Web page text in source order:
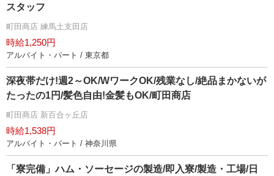
スタッフ
町田商店 練馬土支田店
時給1,250円
アルバイト・パート / 東京都
深夜帯だけ!週2～OK/WワークOK/残業なし/絶品まかないが
たったの1円/髪色自由!金髪もOK/町田商店
町田商店 新百合ヶ丘店
時給1,538円
アルバイト・パート / 神奈川県
「寮完備」ハム・ソーセージの製造/即入寮/製造・工場/日